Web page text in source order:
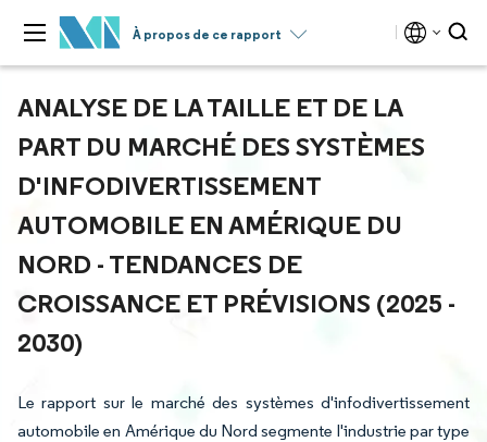
À propos de ce rapport
ANALYSE DE LA TAILLE ET DE LA
PART DU MARCHÉ DES SYSTÈMES
D'INFODIVERTISSEMENT
AUTOMOBILE EN AMÉRIQUE DU
NORD - TENDANCES DE
CROISSANCE ET PRÉVISIONS (2025 -
2030)
Le rapport sur le marché des systèmes d'infodivertissement
automobile en Amérique du Nord segmente l'industrie par type